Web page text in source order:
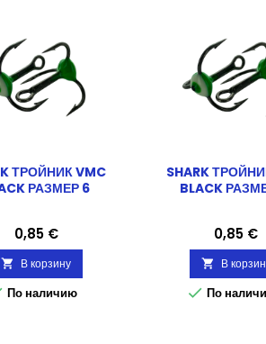
ТРОЙНИК VMC
РАЗМЕР 6
Цена
0,85 €
 В корзину
По наличию
SHARK
BLACK
Цена
0,85 €
 В
 По